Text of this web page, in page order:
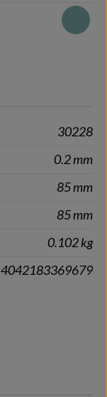
30228
0.2 mm
85 mm
85 mm
0.102 kg
4042183369679